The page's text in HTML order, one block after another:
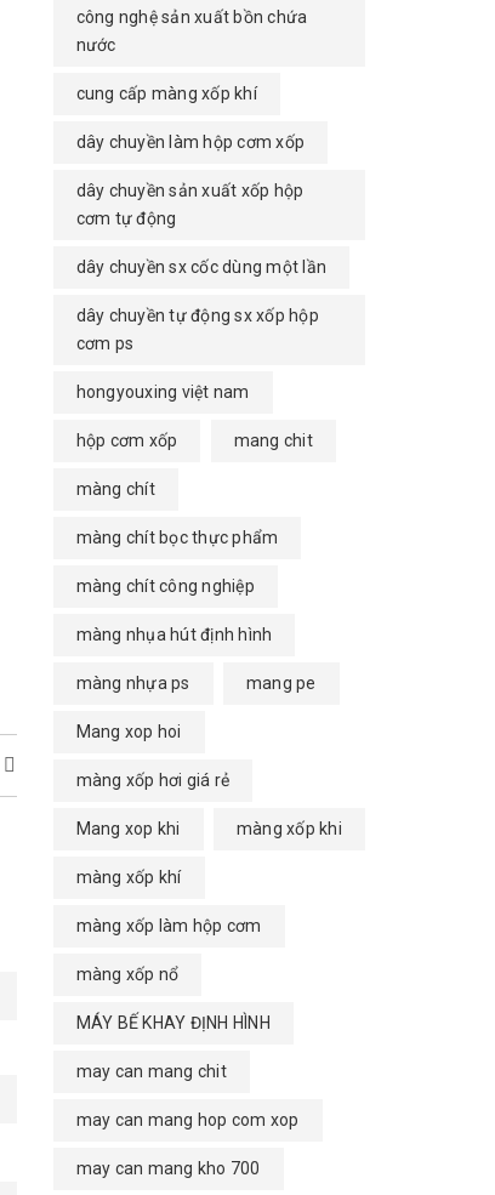
công nghệ sản xuất bồn chứa
nước
cung cấp màng xốp khí
dây chuyền làm hộp cơm xốp
dây chuyền sản xuất xốp hộp
cơm tự động
dây chuyền sx cốc dùng một lần
dây chuyền tự động sx xốp hộp
cơm ps
hongyouxing việt nam
hộp cơm xốp mang chit
màng chít
màng chít bọc thực phẩm
màng chít công nghiệp
màng nhụa hút định hình
màng nhựa ps mang pe
Mang xop hoi
màng xốp hơi giá rẻ
Mang xop khi màng xốp khi
màng xốp khí
màng xốp làm hộp cơm
màng xốp nổ
MÁY BẾ KHAY ĐỊNH HÌNH
may can mang chit
may can mang hop com xop
may can mang kho 700